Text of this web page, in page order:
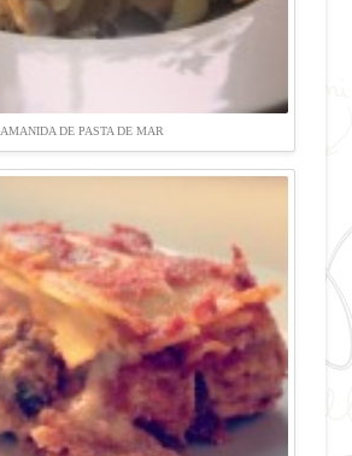
AMANIDA DE PASTA DE MAR